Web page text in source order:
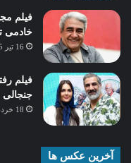
فیلم
خادمی
16 تیر 1405
فیلم
18 خرداد 1405
آخرین عکس ها